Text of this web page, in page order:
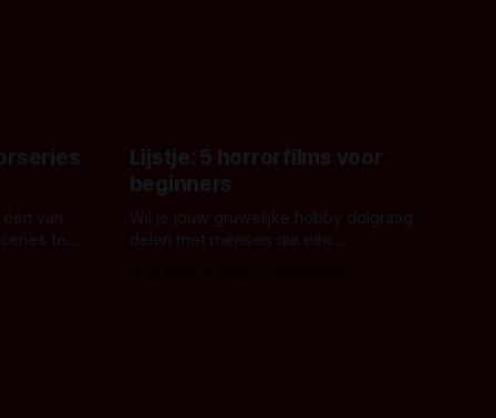
van
te
Lijstje: 5 horrorfilms voor
beginners
Wil je jouw gruwelijke hobby dolgraag
delen met mensen die een